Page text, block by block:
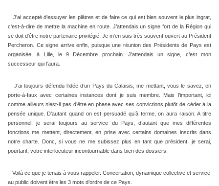
J’ai accepté d’essuyer les plâtres et de faire ce qui est bien souvent le plus ingrat,
c'est-à-dire de mettre la machine en route. J’attendais un signe fort de la Région qui
se doit d’être notre partenaire privilégié. Je m’en suis très souvent ouvert au Président
Percheron. Ce signe arrive enfin, puisque une réunion des Présidents de Pays est
organisée, à Lille, le 9 Décembre prochain. J’attendais un signe, c’est mon
successeur qui l’aura.
J’ai toujours défendu l’idée d’un Pays du Calaisis, me mettant, vous le savez, en
porte-à-faux avec certaines instances dont je suis membre. Mais l’important, ici
comme ailleurs n’est-il pas d’être en phase avec ses convictions plutôt de céder à la
pensée unique. D’autant quand on est persuadé qu’à terme, on aura raison. A titre
personnel, je serai toujours au service du Pays, d’autant que mes différentes
fonctions me mettent, directement, en prise avec certains domaines inscrits dans
notre charte. Donc, si vous ne me subissez plus en tant que président, je serai,
pourtant, votre interlocuteur incontournable dans bien des dossiers.
Voilà ce que je tenais à vous rappeler. Concertation, dynamique collective et service
au public doivent être les 3 mots d’ordre de ce Pays.